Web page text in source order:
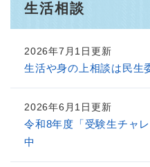
生活相談
2026年7月1日更新
生活や身の上相談は民生
2026年6月1日更新
令和8年度「受験生チャ
中